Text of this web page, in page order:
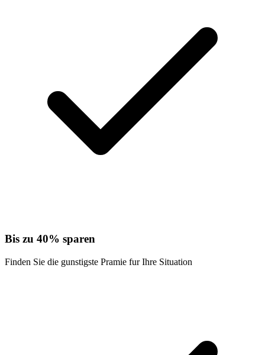
Bis zu 40% sparen
Finden Sie die gunstigste Pramie fur Ihre Situation